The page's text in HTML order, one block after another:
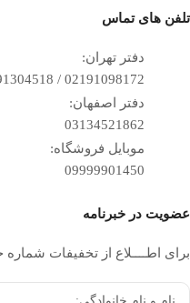
تلفن ‌های تماس
دفتر تهران:
02191098172 / 02191304518
دفتر اصفهان:
03134521862
موبایل فروشگاه:
09999901450
عضویت در خبرنامه
برای اطــــلاع از تخفیفات شماره